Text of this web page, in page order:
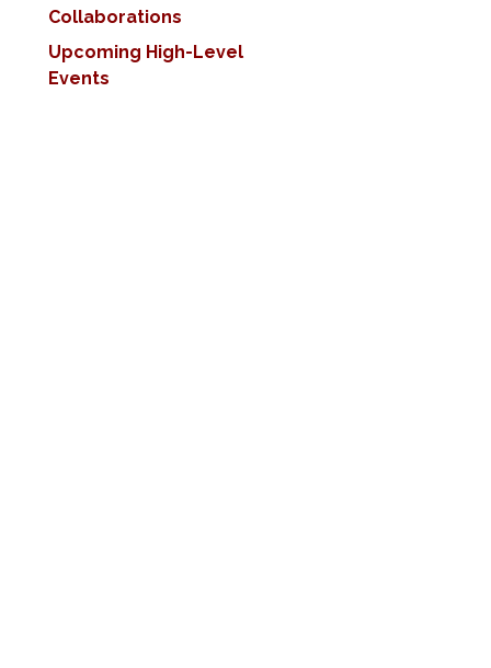
Collaborations
Upcoming High-Level
Events